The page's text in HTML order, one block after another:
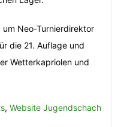
Neo-Turnierdirektor
die 21. Auflage und
Wetterkapriolen und
, Website Jugendschach